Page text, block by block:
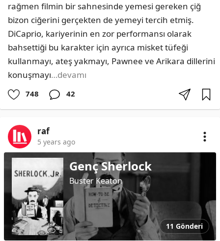
rağmen filmin bir sahnesinde yemesi gereken çiğ
bizon ciğerini gerçekten de yemeyi tercih etmiş.
DiCaprio, kariyerinin en zor performansı olarak
bahsettiği bu karakter için ayrıca misket tüfeği
kullanmayı, ateş yakmayı, Pawnee ve Arikara dillerini
konuşmayı…devamı
748 42
raf
5 years ago
Genç Sherlock
Buster Keaton
11 Gönderi